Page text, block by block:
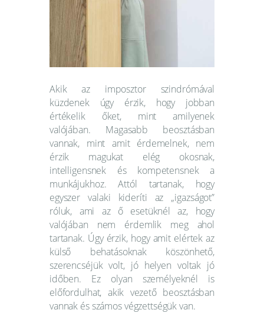
Kapcsolat
Információk
Akik az imposztor szindrómával
küzdenek úgy érzik, hogy jobban
értékelik őket, mint amilyenek
valójában. Magasabb beosztásban
vannak, mint amit érdemelnek, nem
érzik magukat elég okosnak,
intelligensnek és kompetensnek a
munkájukhoz. Attól tartanak, hogy
egyszer valaki kideríti az „igazságot”
róluk, ami az ő esetüknél az, hogy
valójában nem érdemlik meg ahol
tartanak. Úgy érzik, hogy amit elértek az
külső behatásoknak köszönhető,
szerencséjük volt, jó helyen voltak jó
időben. Ez olyan személyeknél is
előfordulhat, akik vezető beosztásban
vannak és számos végzettségük van.